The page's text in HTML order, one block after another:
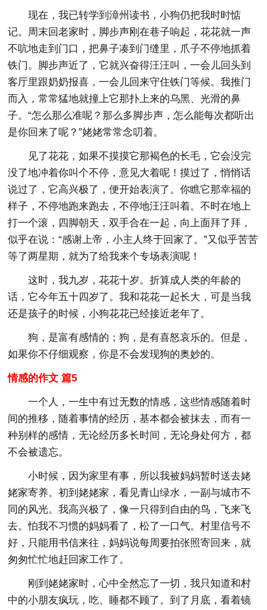
现在，我已转学到漳州读书，小狗仍把我时时惦
记。周末回老家时，脚步声刚在巷子响起，花花就一声
不吭地走到门口，把鼻子凑到门缝里，爪子不停地抓着
铁门。脚步声近了，它就兴奋得汪汪叫，一会儿回头到
客厅里跟奶奶报喜，一会儿回来守住铁门等候。我推门
而入，常常猛地就撞上它那扑上来的乌黑、光滑的鼻
子。“怎么那么准呢？那么多脚步声，怎么能每次都听出
是你回来了呢？”姥姥常常念叨着。
见了花花，如果不摸摸它那褐色的长毛，它会没完
没了地冲着你叫个不停，意见大着呢！摸过了，悄悄话
说过了，它高兴极了，便开始表演了。你瞧它那幸福的
样子，不停地跑来跑去，不停地汪汪叫着。不时在地上
打一个滚，四脚朝天，双手合在一起，向上面拜了拜，
似乎在说：“感谢上帝，小主人终于回家了。”又似乎苦苦
等了两星期，就为了给我来个专场表演呢！
这时，我九岁，花花十岁。折算成人类的年龄的
话，它今年五十四岁了。我和花花一起长大，可是当我
还是孩子的时候，小狗花花已经接近老年了。
狗，是富有感情的；狗，是有喜怒哀乐的。但是，
如果你不仔细观察，你是不会发现狗的奥妙的。
情感的作文 篇5
一个人，一生中有过无数的情感，这些情感随着时
间的推移，随着事情的经历，基本都会被抹去，而有一
种别样的感情，无论经历多长时间，无论身处何方，都
不会被遗忘。
小时候，因为家里有事，所以我被妈妈暂时送去姥
姥家寄养。初到姥姥家，看见青山绿水，一副与城市不
同的风光。我高兴极了，像一只得到自由的鸟，飞来飞
去。怕我不习惯的妈妈看了，松了一口气。村里信号不
好，只能用书信来往，妈妈说每周要拍张照寄回来，就
匆匆忙忙地赶回家工作了。
刚到姥姥家时，心中全然忘了一切，我只知道和村
中的小朋友疯玩，吃、睡都不顾了。到了月底，看着镜